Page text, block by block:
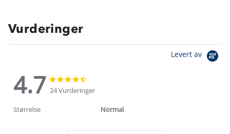
Vurderinger
Levert av
4.7
4.7
star
rating
star
rating
24 Vurderinger
Størrelse Normal